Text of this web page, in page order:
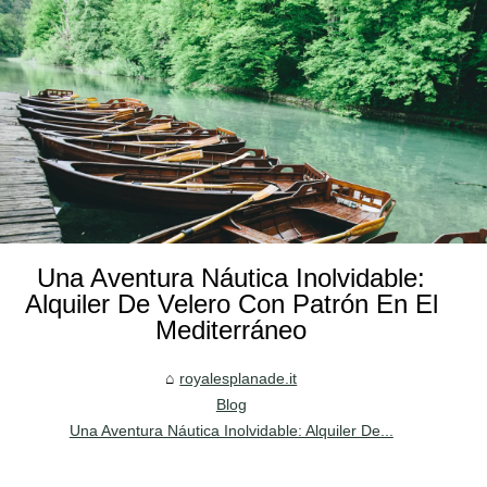
Una Aventura Náutica Inolvidable:
Alquiler De Velero Con Patrón En El
Mediterráneo
royalesplanade.it
Blog
Una Aventura Náutica Inolvidable: Alquiler De...